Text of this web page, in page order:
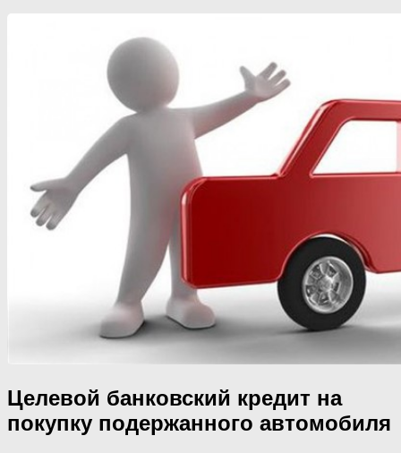
Целевой банковский кредит на
покупку подержанного автомобиля